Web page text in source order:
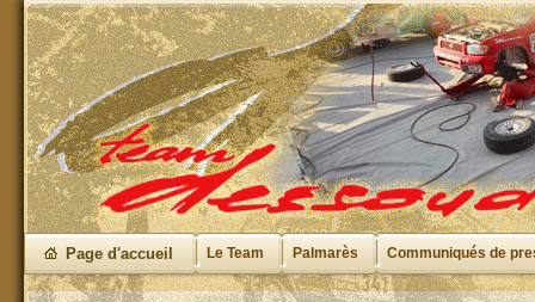
Page d'accueil Le Team Palmarès Communiqués de